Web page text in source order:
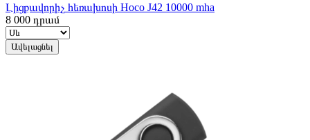
Լիցքավորիչ հեռախոսի Hoco J42 10000 mha
8 000 դրամ
Ավելացնել